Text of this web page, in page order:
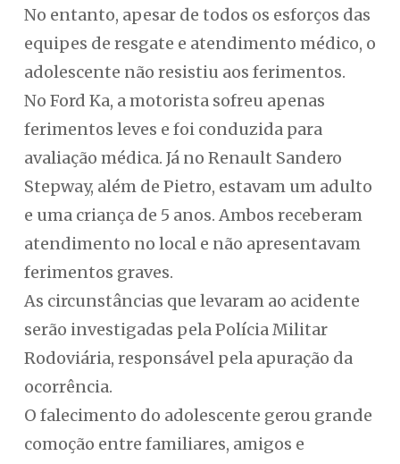
No entanto, apesar de todos os esforços das
equipes de resgate e atendimento médico, o
adolescente não resistiu aos ferimentos.
No Ford Ka, a motorista sofreu apenas
ferimentos leves e foi conduzida para
avaliação médica. Já no Renault Sandero
Stepway, além de Pietro, estavam um adulto
e uma criança de 5 anos. Ambos receberam
atendimento no local e não apresentavam
ferimentos graves.
As circunstâncias que levaram ao acidente
serão investigadas pela Polícia Militar
Rodoviária, responsável pela apuração da
ocorrência.
O falecimento do adolescente gerou grande
comoção entre familiares, amigos e